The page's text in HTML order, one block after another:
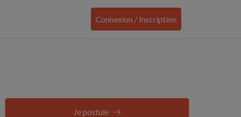
Connexion / Inscription
Je postule